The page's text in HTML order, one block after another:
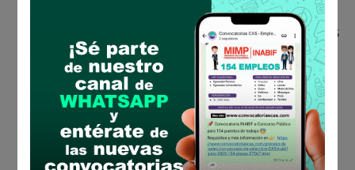
Antes de postular, verifica si cumples con los
requisitos para el puesto
Prepara tu documentación y presentalo en
la fechas y por los medios que indica las
bases
Revisar el cronograma para conocer cuando
se publicará los resultados